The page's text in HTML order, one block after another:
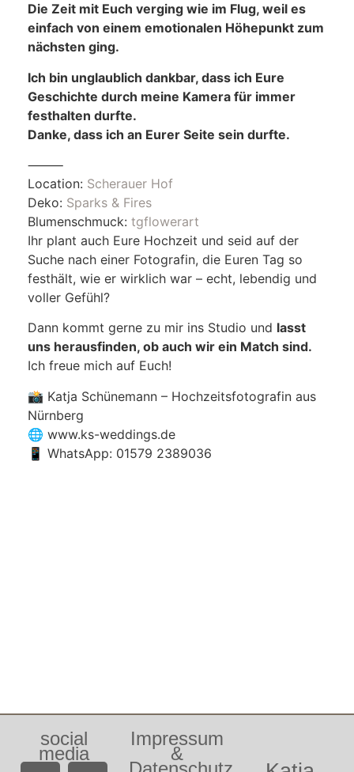
Die Zeit mit Euch verging wie im Flug, weil es
einfach von einem emotionalen Höhepunkt zum
nächsten ging.
Ich bin unglaublich dankbar, dass ich Eure
Geschichte durch meine Kamera für immer
festhalten durfte.
Danke, dass ich an Eurer Seite sein durfte.
⸻
Location: Scherauer Hof
Deko: Sparks & Fires
Blumenschmuck: tgflowerart
Ihr plant auch Eure Hochzeit und seid auf der
Suche nach einer Fotografin, die Euren Tag so
festhält, wie er wirklich war – echt, lebendig und
voller Gefühl?
Dann kommt gerne zu mir ins Studio und lasst
uns herausfinden, ob auch wir ein Match sind.
Ich freue mich auf Euch!
📸 Katja Schünemann – Hochzeitsfotografin aus
Nürnberg
🌐 www.ks-weddings.de
📱 WhatsApp: 01579 2389036
social
media
Impressum
&